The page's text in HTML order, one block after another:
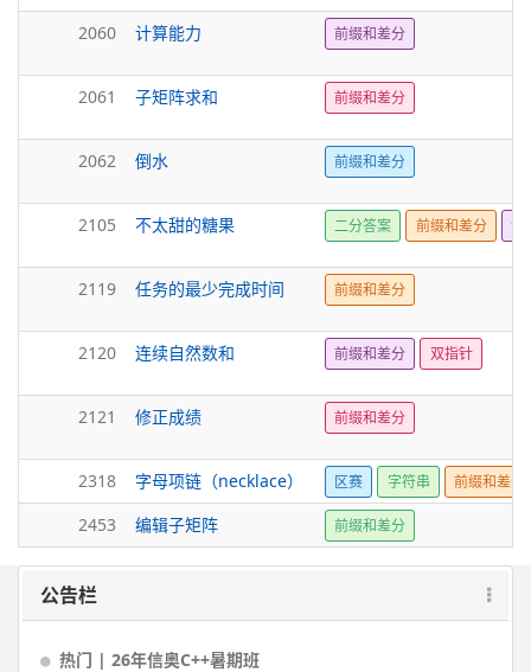
2060 计算能力 前缀和差分
2061 子矩阵求和 前缀和差分
2062 倒水 前缀和差分
2105 不太甜的糖果 二分答案 前缀和差分 动
2119 任务的最少完成时间 前缀和差分
2120 连续自然数和 前缀和差分 双指针
2121 修正成绩 前缀和差分
2318 字母项链（necklace） 区赛 字符串 前缀和差分
2453 编辑子矩阵 前缀和差分
公告栏
热门 | 26年信奥C++暑期班